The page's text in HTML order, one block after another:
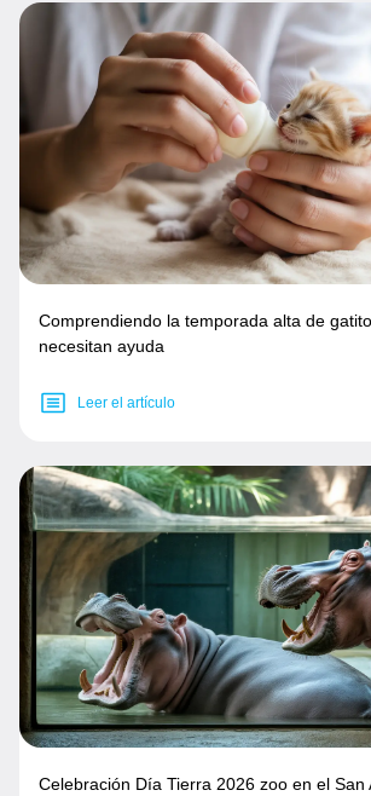
Comprendiendo la temporada alta de
necesitan ayuda
Leer el artículo
Celebración Día Tierra 2026 zoo en el San